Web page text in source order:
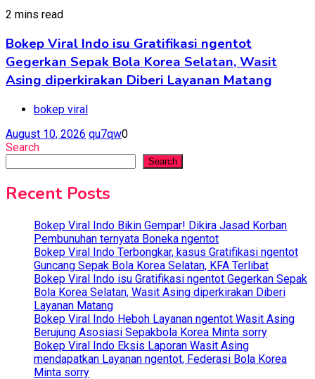
2 mins read
Bokep Viral Indo isu Gratifikasi ngentot
Gegerkan Sepak Bola Korea Selatan, Wasit
Asing diperkirakan Diberi Layanan Matang
bokep viral
August 10, 2026 qu7qw0
Search
Search
Recent Posts
Bokep Viral Indo Bikin Gempar! Dikira Jasad Korban
Pembunuhan ternyata Boneka ngentot
Bokep Viral Indo Terbongkar, kasus Gratifikasi ngentot
Guncang Sepak Bola Korea Selatan, KFA Terlibat
Bokep Viral Indo isu Gratifikasi ngentot Gegerkan Sepak
Bola Korea Selatan, Wasit Asing diperkirakan Diberi
Layanan Matang
Bokep Viral Indo Heboh Layanan ngentot Wasit Asing
Berujung Asosiasi Sepakbola Korea Minta sorry
Bokep Viral Indo Eksis Laporan Wasit Asing
mendapatkan Layanan ngentot, Federasi Bola Korea
Minta sorry